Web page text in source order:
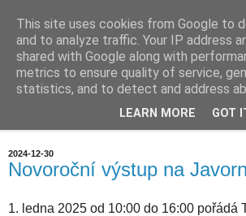
Chalupa na horách
2024-12-30
Novoroční výstup na
1. ledna 2025 od 10:00 do 16:00 pořádá
This site uses cookies from Google to
and to analyze traffic. Your IP address
shared with Google along with
metrics to ensure quality of service,
statistics, and to detect and address
LEARN MORE GOT